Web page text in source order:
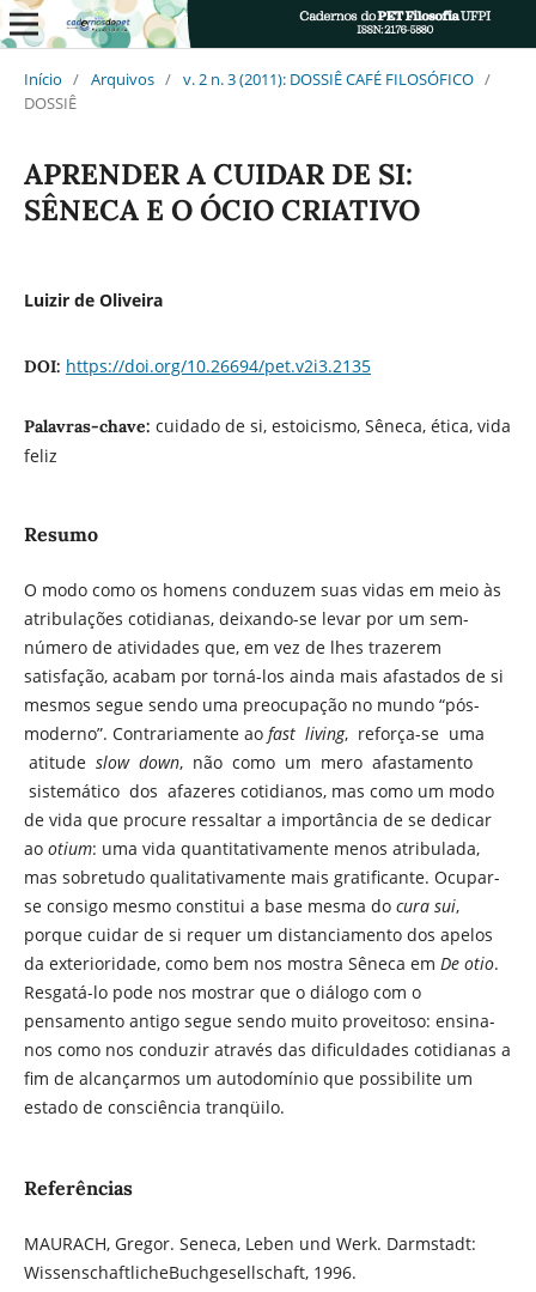
Início / Arquivos / v. 2 n. 3 (2011): DOSSIÊ CAFÉ FILOSÓFICO /
DOSSIÊ
APRENDER A CUIDAR DE SI:
SÊNECA E O ÓCIO CRIATIVO
Luizir de Oliveira
DOI: https://doi.org/10.26694/pet.v2i3.2135
Palavras-chave: cuidado de si, estoicismo, Sêneca, ética, vida
feliz
Resumo
O modo como os homens conduzem suas vidas em meio às
atribulações cotidianas, deixando-se levar por um sem-
número de atividades que, em vez de lhes trazerem
satisfação, acabam por torná-los ainda mais afastados de si
mesmos segue sendo uma preocupação no mundo “pós-
moderno”. Contrariamente ao fast living, reforça-se uma
atitude slow down, não como um mero afastamento
sistemático dos afazeres cotidianos, mas como um modo
de vida que procure ressaltar a importância de se dedicar
ao otium: uma vida quantitativamente menos atribulada,
mas sobretudo qualitativamente mais gratificante. Ocupar-
se consigo mesmo constitui a base mesma do cura sui,
porque cuidar de si requer um distanciamento dos apelos
da exterioridade, como bem nos mostra Sêneca em De otio.
Resgatá-lo pode nos mostrar que o diálogo com o
pensamento antigo segue sendo muito proveitoso: ensina-
nos como nos conduzir através das dificuldades cotidianas a
fim de alcançarmos um autodomínio que possibilite um
estado de consciência tranqüilo.
Referências
MAURACH, Gregor. Seneca, Leben und Werk. Darmstadt:
WissenschaftlicheBuchgesellschaft, 1996.